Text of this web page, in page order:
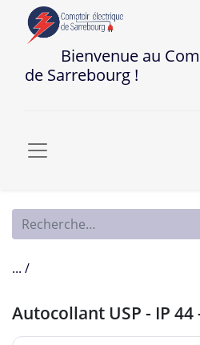
Bienvenue au
de Sarrebourg !
... /
Autocollant USP - IP 44